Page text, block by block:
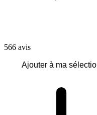
566 avis
Ajouter à ma